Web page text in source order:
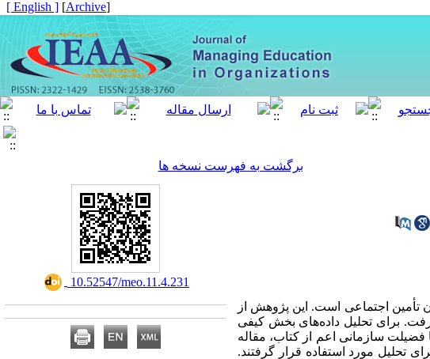
[
Archive
]
[ English ]
برگشت به فهرست نسخه ها
تأمین اجتماعی است. این پژوهش از
برای تحلیل داده‌های بخش کیفی
سازمانی اعم از کتاب، مقاله
کدهای مرتبط بودند و برای تحلیل مورد استفاده قرار گرفتند.
‎ 10.52547/meo.11.4.231